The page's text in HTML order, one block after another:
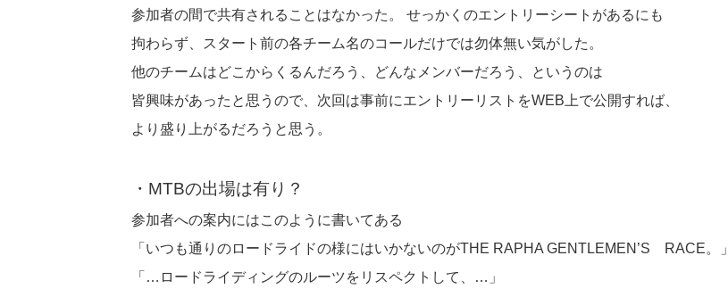
参加者の間で共有されることはなかった。 せっかくのエントリーシートがあるにも
拘わらず、スタート前の各チーム名のコールだけでは勿体無い気がした。
他のチームはどこからくるんだろう、どんなメンバーだろう、というのは
皆興味があったと思うので、次回は事前にエントリーリストをWEB上で公開すれば、
より盛り上がるだろうと思う。
・MTBの出場は有り？
参加者への案内にはこのように書いてある
「いつも通りのロードライドの様にはいかないのがTHE RAPHA GENTLEMEN’S RACE。」
「…ロードライディングのルーツをリスペクトして、…」